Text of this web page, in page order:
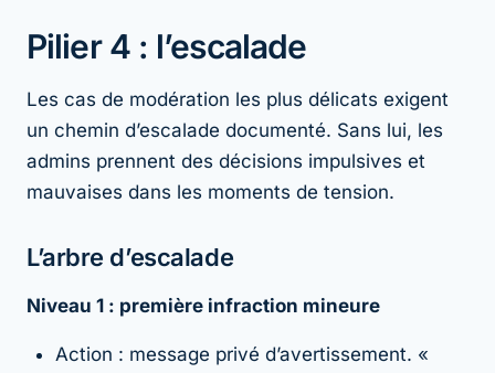
Pilier 4 : l’escalade
Les cas de modération les plus délicats exigent
un chemin d’escalade documenté. Sans lui, les
admins prennent des décisions impulsives et
mauvaises dans les moments de tension.
L’arbre d’escalade
Niveau 1 : première infraction mineure
Action : message privé d’avertissement. «